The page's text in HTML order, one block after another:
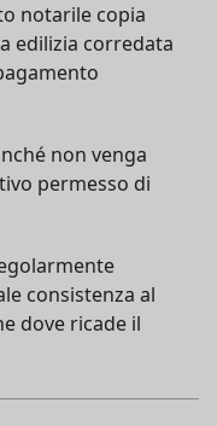
notarile copia
edilizia corredata
non venga
permesso di
consistenza al
dove ricade il